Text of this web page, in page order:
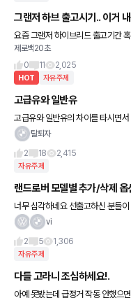
그랜저 하브 출고시기.. 이거
요즘 그랜저 하이브리드 출고기간
대임직원 계시나요?? ㅜㅜ 이런내용이 있는데 오피셜인가해서요..
그럼 그랜저 출고되는 생산라인자체
계약
제로백20초
0
11 2,025
HOT 자유주제
고급유와 일반유
고급유와 일반유의 차이를 타시면서 구분하
고급유 넣는데 간혹 지방 내려갈때
탈퇴자
2
18 2,415
자유주제
랜드로버 모델별 추가/삭제 옵
너무 심각하네요 선출고하신 분들이
vi
2
5 1,306
자유주제
다들 고라니 조심하세요!.
아예 못봤는데 급정거 작동 안했으